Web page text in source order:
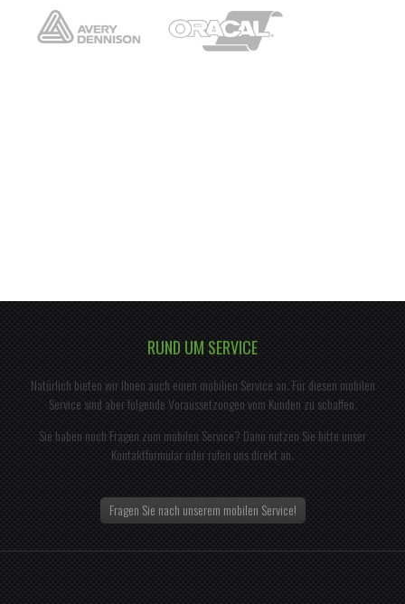
RUND UM SERVICE
Natürlich bieten wir Ihnen auch einen mobilien Service an. Für diesen mobilen
Service sind aber folgende Voraussetzungen vom Kunden zu schaffen.
Sie haben noch Fragen zum mobilen Service? Dann nutzen Sie bitte unser
Kontaktformular oder rufen uns direkt an.
Fragen Sie nach unserem mobilen Service!